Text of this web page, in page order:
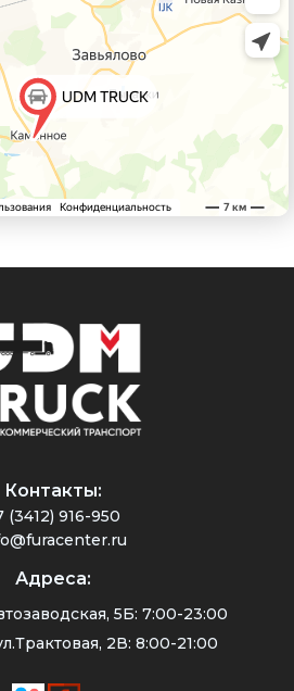
Контакты:
(3412) 916-950
Адреса:
5Б: 7:00-23:00
2В: 8:00-21:00